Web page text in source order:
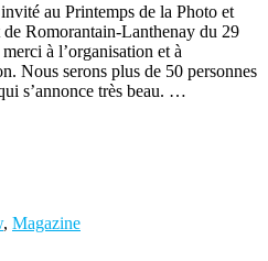
au Printemps de la Photo et
Romorantain-Lanthenay du 29
à l’organisation et à
Nous serons plus de 50 personnes
s’annonce très beau. …
, Magazine